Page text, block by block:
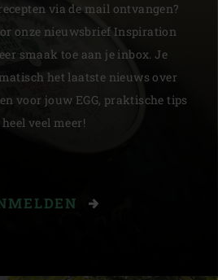
via de mail ontvangen?
onze nieuwsbrief Inspiration
smaak toe aan je inbox. Je
het laatste nieuws over
voor jouw EGG, praktische tips
heel veel meer!